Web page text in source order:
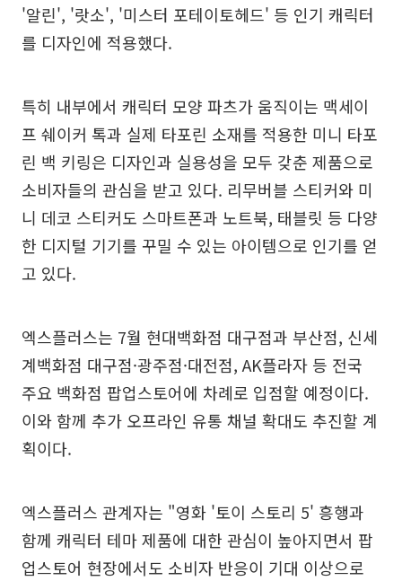
'알린', '랏소', '미스터 포테이토헤드' 등 인기 캐릭터
를 디자인에 적용했다.
특히 내부에서 캐릭터 모양 파츠가 움직이는 맥세이
프 쉐이커 톡과 실제 타포린 소재를 적용한 미니 타포
린 백 키링은 디자인과 실용성을 모두 갖춘 제품으로
소비자들의 관심을 받고 있다. 리무버블 스티커와 미
니 데코 스티커도 스마트폰과 노트북, 태블릿 등 다양
한 디지털 기기를 꾸밀 수 있는 아이템으로 인기를 얻
고 있다.
엑스플러스는 7월 현대백화점 대구점과 부산점, 신세
계백화점 대구점·광주점·대전점, AK플라자 등 전국
주요 백화점 팝업스토어에 차례로 입점할 예정이다.
이와 함께 추가 오프라인 유통 채널 확대도 추진할 계
획이다.
엑스플러스 관계자는 "영화 '토이 스토리 5' 흥행과
함께 캐릭터 테마 제품에 대한 관심이 높아지면서 팝
업스토어 현장에서도 소비자 반응이 기대 이상으로